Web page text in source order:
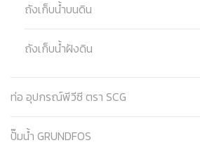
ถังเก็บน้ำบนดิน
ถังเก็บน้ำฝังดิน
ท่อ อุปกรณ์พีวีซี ตรา SCG
ปั๊มน้ำ GRUNDFOS